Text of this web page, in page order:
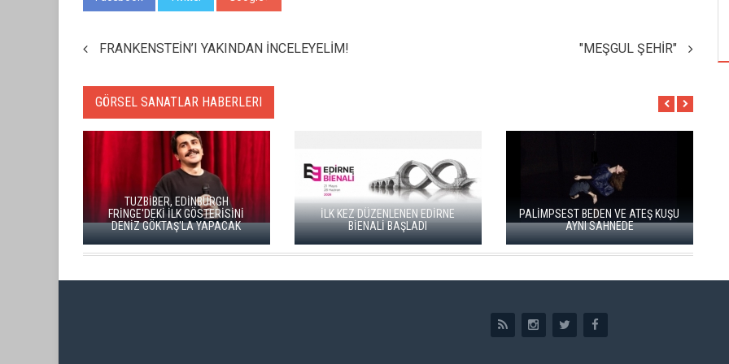
FRANKENSTEİN’I YAKINDAN İNCELEYELİM! "MEŞGUL ŞEHİR"
GÖRSEL SANATLAR HABERLERI
TUZBİBER, EDİNBURGH
FRİNGE'DEKİ İLK GÖSTERİSİNİ
DENİZ GÖKTAŞ'LA YAPACAK
İLK KEZ DÜZENLENEN EDİRNE
BİENALİ BAŞLADI
PALİMPSEST BEDEN VE ATEŞ KUŞU
AYNI SAHNEDE